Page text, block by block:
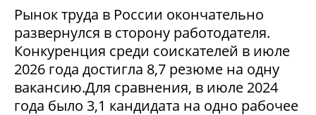
Рынок труда в России окончательно
развернулся в сторону работодателя.
Конкуренция среди соискателей в июле
2026 года достигла 8,7 резюме на одну
вакансию.Для сравнения, в июле 2024
года было 3,1 кандидата на одно рабочее